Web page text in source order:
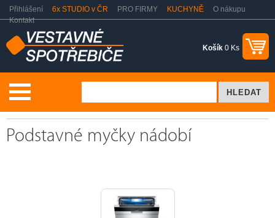
Přihlášení 6x STUDIO v ČR PRO FIRMY KUCHYNĚ
O nákupu
Kontakt
Košík 0 Ks
Podstavné myčky nádobí